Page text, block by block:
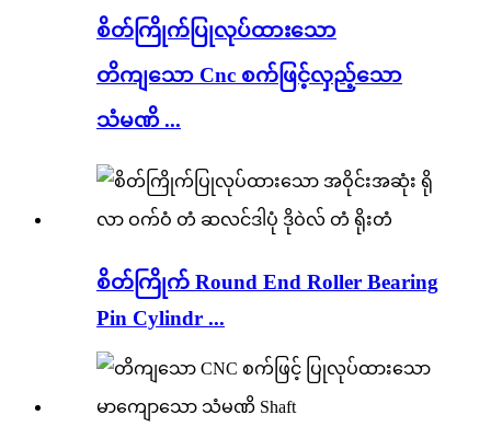
စိတ်ကြိုက်ပြုလုပ်ထားသော
တိကျသော Cnc စက်ဖြင့်လှည့်သော
သံမဏိ ...
စိတ်ကြိုက် Round End Roller Bearing
Pin Cylindr ...